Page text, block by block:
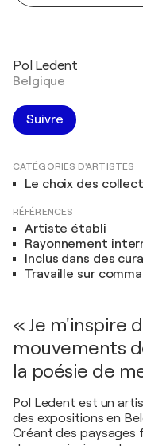
Pol Ledent
Belgique
Suivre
CATÉGORIES D'ARTISTES
Le choix des
RÉFÉRENCES
Artiste établi
Rayonnement
Inclus dans des
Travaille sur
« Je m'inspire
mouvements
la poésie de
Pol Ledent est un
des expositions en
Créant des